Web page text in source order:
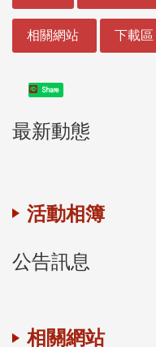
相關網站 下載區
Share
最新動態
活動相簿
公告訊息
相關網站